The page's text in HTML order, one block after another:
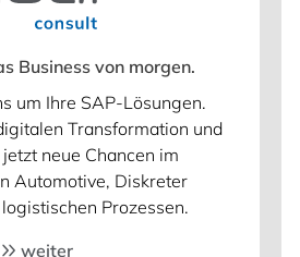
Business von morgen.
um Ihre SAP-Lösungen.
Transformation und
neue Chancen im
Automotive, Diskreter
Prozessen.
weiter